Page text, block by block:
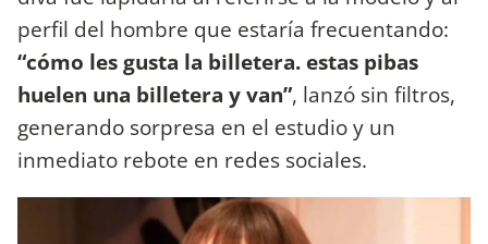
perfil del hombre que estaría frecuentando:
“cómo les gusta la billetera. estas pibas
huelen una billetera y van”, lanzó sin filtros,
generando sorpresa en el estudio y un
inmediato rebote en redes sociales.